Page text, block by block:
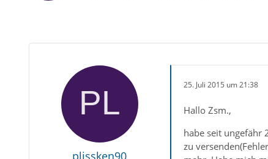
plissken90
25. Juli 2015 um 21:38
Hallo Zsm.,
habe seit ungefähr
zu